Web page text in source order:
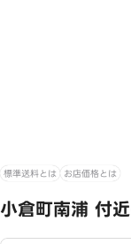
標準送料とは お店価格とは
小倉町南浦 付